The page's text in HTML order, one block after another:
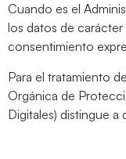
Cuando es el
los datos de
consentimiento
Para el tratamiento
Orgánica de
Digitales) distingue a